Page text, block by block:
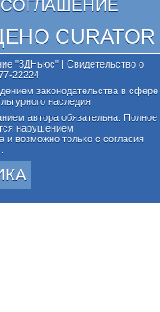
CURATOR
"3ДНьюс" | Свидетельство о
22224
законодательства в сфере
наследия
автора обязательна. Полное
нарушением
и возможно только с согласия